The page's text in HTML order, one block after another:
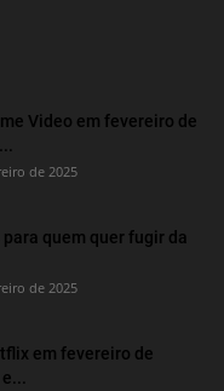
Video em fevereiro de
de 2025
quem quer fugir da
de 2025
em fevereiro de